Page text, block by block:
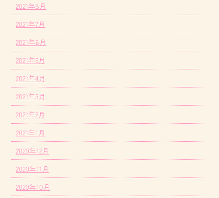
2021年8月
2021年7月
2021年6月
2021年5月
2021年4月
2021年3月
2021年2月
2021年1月
2020年12月
2020年11月
2020年10月